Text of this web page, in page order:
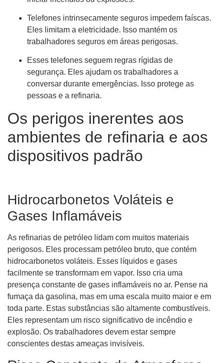
Telefones intrinsecamente seguros impedem faíscas.
Eles limitam a eletricidade. Isso mantém os
trabalhadores seguros em áreas perigosas.
Esses telefones seguem regras rígidas de
segurança. Eles ajudam os trabalhadores a
conversar durante emergências. Isso protege as
pessoas e a refinaria.
Os perigos inerentes aos
ambientes de refinaria e aos
dispositivos padrão
Hidrocarbonetos Voláteis e
Gases Inflamáveis
As refinarias de petróleo lidam com muitos materiais
perigosos. Eles processam petróleo bruto, que contém
hidrocarbonetos voláteis. Esses líquidos e gases
facilmente se transformam em vapor. Isso cria uma
presença constante de gases inflamáveis ​​no ar. Pense na
fumaça da gasolina, mas em uma escala muito maior e em
toda parte. Estas substâncias são altamente combustíveis.
Eles representam um risco significativo de incêndio e
explosão. Os trabalhadores devem estar sempre
conscientes destas ameaças invisíveis.